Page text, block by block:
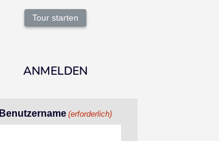
Tour starten
ANMELDEN
Benutzername (erforderlich)